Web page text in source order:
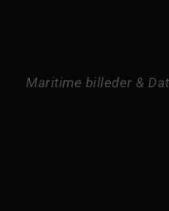
Maritime billeder &